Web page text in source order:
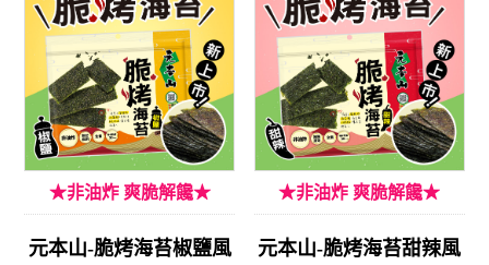
★非油炸 爽脆解饞★
元本山-脆烤海苔椒鹽風
★非油炸 爽脆解饞★
元本山-脆烤海苔甜辣風